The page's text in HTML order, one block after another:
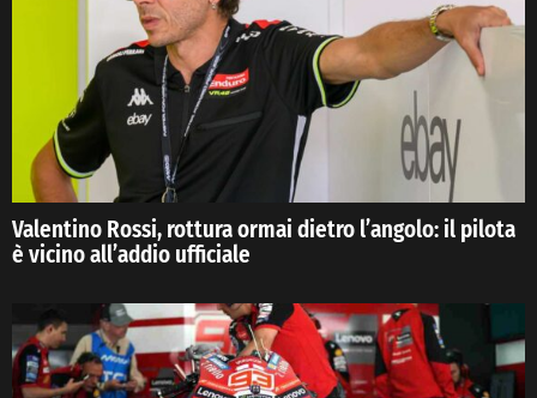
Valentino Rossi, rottura ormai dietro l’angolo: il pilota
è vicino all’addio ufficiale